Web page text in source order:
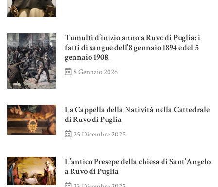
Tumulti d’inizio anno a Ruvo di Puglia: i
fatti di sangue dell’8 gennaio 1894 e del 5
gennaio 1908.
8 Gennaio 2026
La Cappella della Natività nella Cattedrale
di Ruvo di Puglia
25 Dicembre 2025
L’antico Presepe della chiesa di Sant’Angelo
a Ruvo di Puglia